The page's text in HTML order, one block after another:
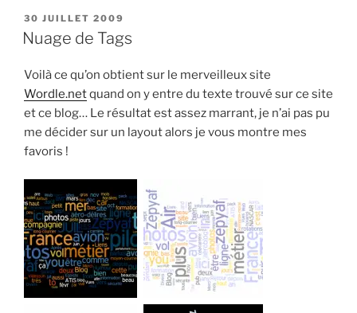
PUBLIÉ
LE
30 JUILLET 2009
Nuage de Tags
Voilà ce qu’on obtient sur le merveilleux site
Wordle.netquand on y entre du texte trouvé sur ce site
et ce blog… Le résultat est assez marrant, je n’ai pas pu
me décider sur un layout alors je vous montre mes
favoris !